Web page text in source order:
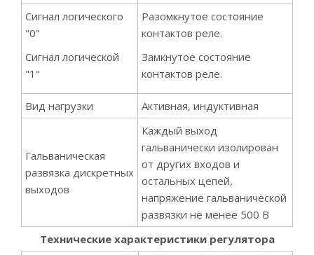
Сигнал логического
"0"
Сигнал логической
"1"
Разомкнутое состояние
контактов реле.
Замкнутое состояние
контактов реле.
Вид нагрузки Активная, индуктивная
Гальваническая
развязка дискретных
выходов
Каждый выход
гальванически изолирован
от других входов и
остальных цепей,
напряжение гальванической
развязки не менее 500 В
Технические характеристики регулятора